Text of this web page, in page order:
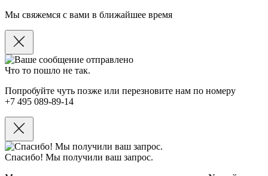
Мы свяжемся с вами в ближайшее время
Что то пошло не так.
Попробуйте чуть позже или перезновите нам по номеру
+7 495 089-89-14
Спасибо! Мы получили ваш запрос.